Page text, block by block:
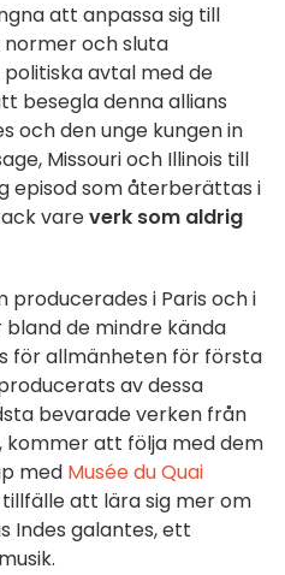
att anpassa sig till
och sluta
avtal med de
besegla denna allians
och den unge kungen in
Missouri och Illinois till
episod som återberättas i
vareverk som aldrig
producerades i Paris och i
de mindre kända
för allmänheten för första
av dessa
bevarade verken från
kommer att följa med dem
med Musée du Quai
att lära sig mer om
Indes galantes, ett